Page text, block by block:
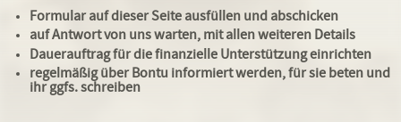
Formular auf dieser Seite ausfüllen und abschicken
auf Antwort von uns warten, mit allen weiteren Details
Dauerauftrag für die finanzielle Unterstützung einrichten
regelmäßig über Bontu informiert werden, für sie beten und
ihr ggfs. schreiben